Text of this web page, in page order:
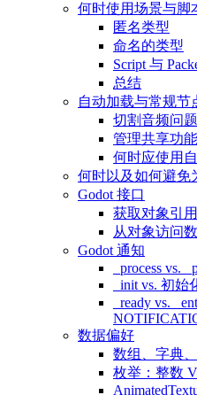
何时使用场景与脚
匿名类型
命名的类型
Script 与
总结
自动加载与常规节
切割音频问题
管理共享功
何时应使用
何时以及如何避免
Godot 接口
获取对象引用
从对象访问
Godot 通知
_process vs.
_init vs. 初始
_ready vs.
数据偏好
数组、字典
枚举：整数